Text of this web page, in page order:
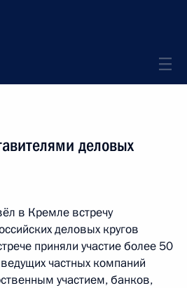
деловых
в Кремле встречу
деловых кругов
приняли участие более 50
частных компаний
участием, банков,